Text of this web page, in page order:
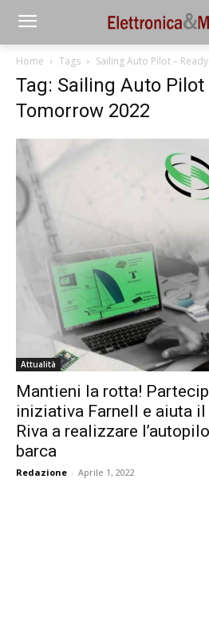
Home Tags Sailing Auto Pilot –
Tag: Sailing Auto Pilot
Tomorrow 2022
Attualità
Mantieni la rotta!
iniziativa Farnell e aiuta
Riva a realizzare
barca
Redazione - Aprile 1, 2022